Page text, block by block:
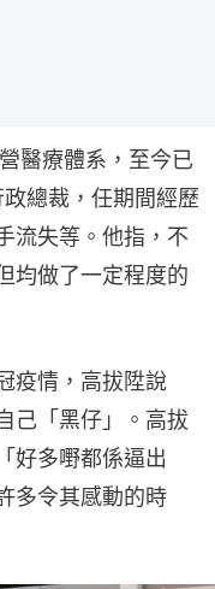
醫療體系，至今已
總裁，任期間經歷
流失等。他指，不
均做了一定程度的
疫情，高拔陞說
己「黑仔」。高拔
好多嘢都係逼出
多令其感動的時